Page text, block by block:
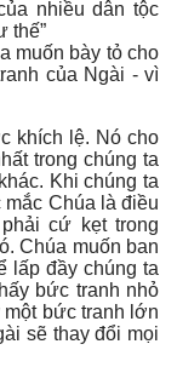
nhiều dân tộc
thế”
muốn bày tỏ cho
của Ngài - vì
khích lệ. Nó cho
trong chúng ta
Khi chúng ta
Chúa là điều
cứ kẹt trong
Chúa muốn ban
lấp đầy chúng ta
bức tranh nhỏ
một bức tranh lớn
sẽ thay đổi mọi